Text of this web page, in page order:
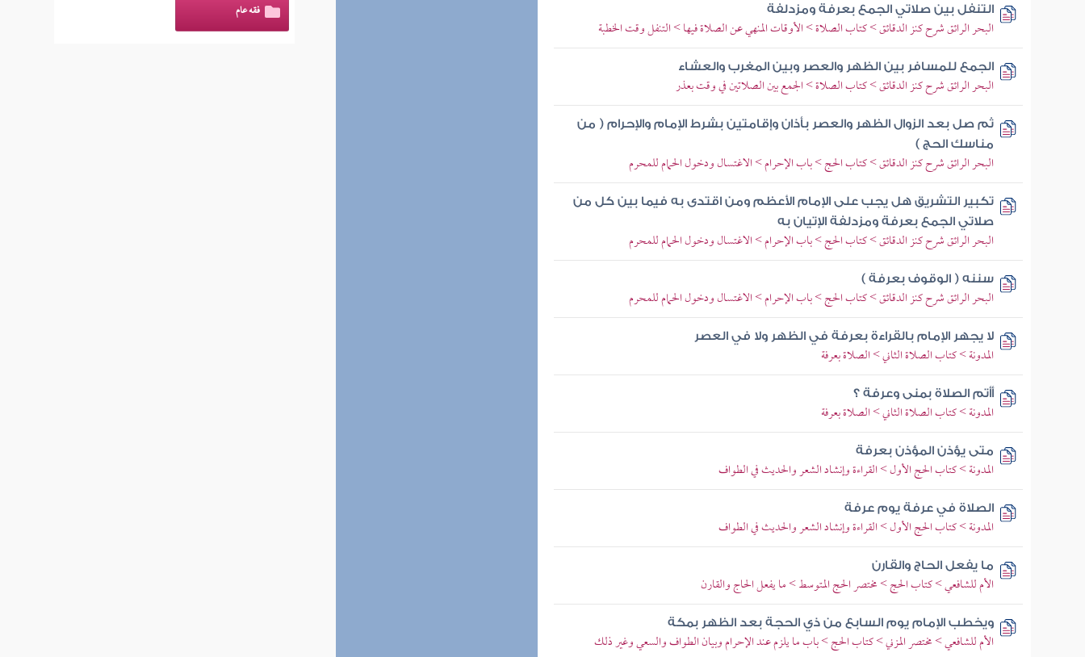
التنفل بين صلاتي الجمع بعرفة ومزدلفة
البحر الرائق شرح كنز الدقائق > كتاب الصلاة > الأوقات المنهي عن الصلاة فيها > التنفل وقت الخطبة
الجمع للمسافر بين الظهر والعصر وبين المغرب والعشاء
البحر الرائق شرح كنز الدقائق > كتاب الصلاة > الجمع بين الصلاتين في وقت بعذر
ثم صل بعد الزوال الظهر والعصر بأذان وإقامتين بشرط الإمام والإحرام ( من
مناسك الحج )
البحر الرائق شرح كنز الدقائق > كتاب الحج > باب الإحرام > الاغتسال ودخول الحمام للمحرم
تكبير التشريق هل يجب على الإمام الأعظم ومن اقتدى به فيما بين كل من
صلاتي الجمع بعرفة ومزدلفة الإتيان به
البحر الرائق شرح كنز الدقائق > كتاب الحج > باب الإحرام > الاغتسال ودخول الحمام للمحرم
سننه ( الوقوف بعرفة )
البحر الرائق شرح كنز الدقائق > كتاب الحج > باب الإحرام > الاغتسال ودخول الحمام للمحرم
لا يجهر الإمام بالقراءة بعرفة في الظهر ولا في العصر
المدونة > كتاب الصلاة الثاني > الصلاة بعرفة
أأتم الصلاة بمنى وعرفة ؟
المدونة > كتاب الصلاة الثاني > الصلاة بعرفة
متى يؤذن المؤذن بعرفة
المدونة > كتاب الحج الأول > القراءة وإنشاد الشعر والحديث في الطواف
الصلاة في عرفة يوم عرفة
المدونة > كتاب الحج الأول > القراءة وإنشاد الشعر والحديث في الطواف
ما يفعل الحاج والقارن
الأم للشافعي > كتاب الحج > مختصر الحج المتوسط > ما يفعل الحاج والقارن
ويخطب الإمام يوم السابع من ذي الحجة بعد الظهر بمكة
الأم للشافعي > مختصر المزني > كتاب الحج > باب ما يلزم عند الإحرام وبيان الطواف والسعي وغير ذلك
فقه عام